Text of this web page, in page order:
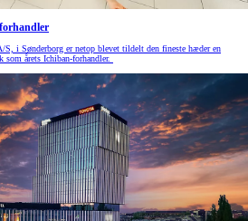
i Sønderborg er netop blevet tildelt den fineste hæder en
årets Ichiban-forhandler.